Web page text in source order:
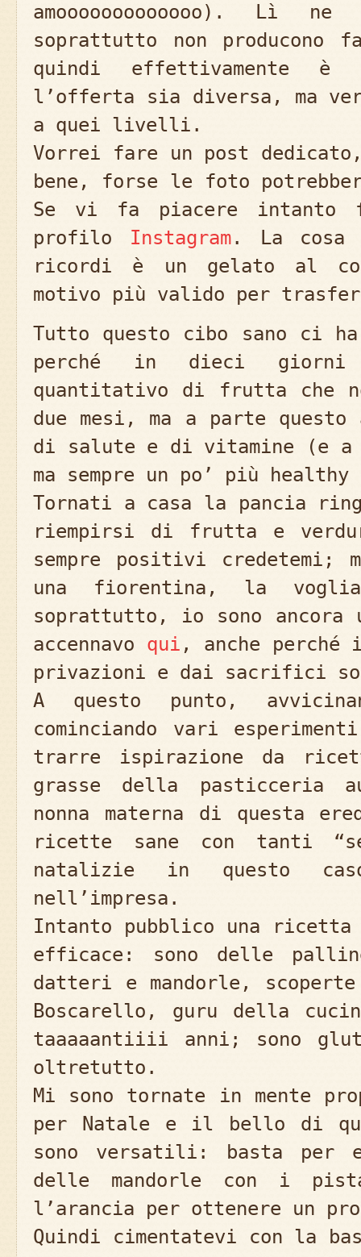
amooooooooooooo). Lì
soprattutto non
quindi effettivamente è
l’offerta sia diversa, ma
a quei livelli.
Vorrei fare un post
bene, forse le foto
Se vi fa piacere intanto
profilo Instagram. La cosa
ricordi è un gelato al
motivo più valido per
Tutto questo cibo sano ci
perché in dieci giorni
quantitativo di frutta che
due mesi, ma a parte
di salute e di vitamine (e a
ma sempre un po’ più
Tornati a casa la pancia
riempirsi di frutta e
sempre positivi
una fiorentina, la
soprattutto, io sono ancora
accennavo qui , anche
privazioni e dai sacrifici
A questo punto,
cominciando vari
trarre ispirazione da
grasse della pasticceria
nonna materna di questa
ricette sane con tanti
natalizie in questo
nell’impresa.
Intanto pubblico una ricetta
efficace: sono delle
datteri e mandorle,
Boscarello, guru della
taaaaantiiii anni; sono
oltretutto.
Mi sono tornate in mente
per Natale e il bello di
sono versatili: basta per
delle mandorle con i
l’arancia per ottenere un
Quindi cimentatevi con la